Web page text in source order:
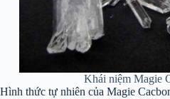
Khái niệm Magie
Hình thức tự nhiên của Magie